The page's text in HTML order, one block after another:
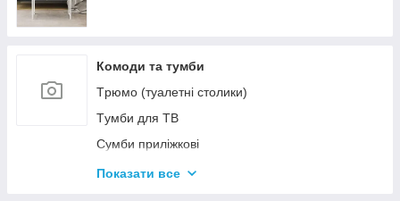
Комоди та тумби
Tрюмо (туалетні столики)
Tумби для ТВ
Сумби приліжкові
Комоди
Показати все